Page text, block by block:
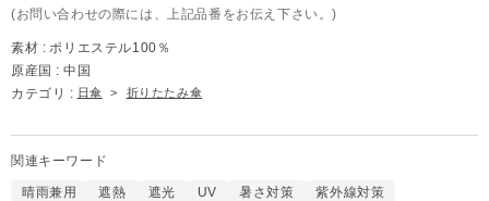
(お問い合わせの際には、上記品番をお伝え下さい。)
素材 : ポリエステル100％
原産国 : 中国
カテゴリ : 日傘 > 折りたたみ傘
関連キーワード
晴雨兼用 遮熱 遮光 UV 暑さ対策
紫外線対策